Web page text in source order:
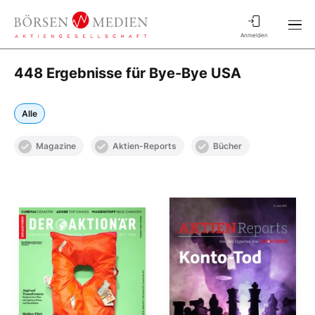
Anmelden
448 Ergebnisse für Bye-Bye USA
Alle
Magazine Aktien-Reports Bücher